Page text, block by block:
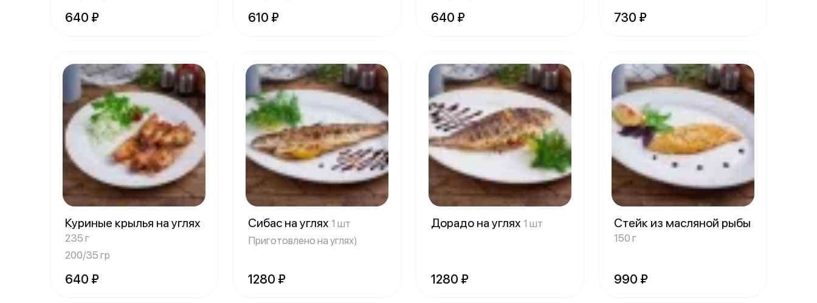
640 ₽ 610 ₽ 640 ₽ 730 ₽
Куриные крылья на углях
235 г
200/35 гр
640 ₽
Сибас на углях 1 шт
Приготовлено на углях)
1280 ₽
Дорадо на углях 1 шт
1280 ₽
Стейк из масляной рыбы
150 г
990 ₽